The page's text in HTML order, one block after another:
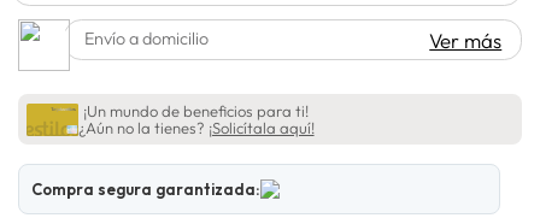
10. spiderman
Envío a domicilio Ver más
¡Un mundo de beneficios para ti!
¿Aún no la tienes? ¡Solicítala aquí!
Compra segura garantizada: